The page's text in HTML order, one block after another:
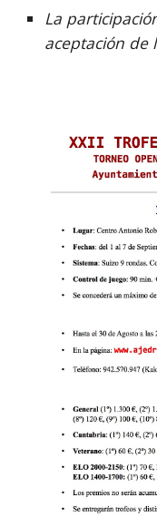
La
aceptación de